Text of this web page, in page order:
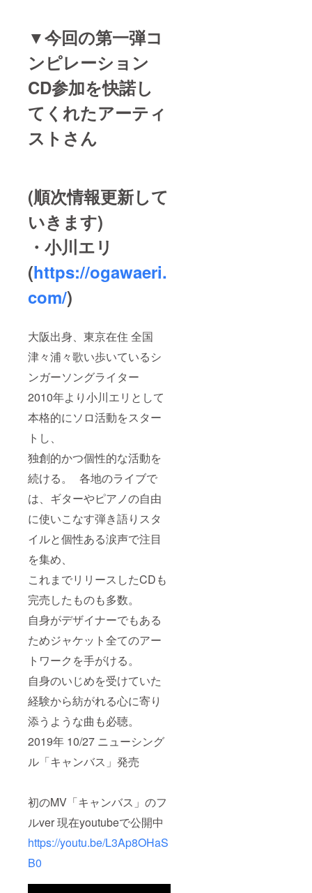
▼今回の第一弾コ
ンピレーション
CD参加を快諾し
てくれたアーティ
ストさん
(順次情報更新して
いきます)
・小川エリ
(https://ogawaeri.
com/)
大阪出身、東京在住 全国
津々浦々歌い歩いているシ
ンガーソングライター
2010年より小川エリとして
本格的にソロ活動をスター
トし、
独創的かつ個性的な活動を
続ける。 各地のライブで
は、ギターやピアノの自由
に使いこなす弾き語りスタ
イルと個性ある涙声で注目
を集め、
これまでリリースしたCDも
完売したものも多数。
自身がデザイナーでもある
ためジャケット全てのアー
トワークを手がける。
自身のいじめを受けていた
経験から紡がれる心に寄り
添うような曲も必聴。
2019年 10/27 ニューシング
ル「キャンバス」発売
初のMV「キャンバス」のフ
ルver 現在youtubeで公開中
https://youtu.be/L3Ap8OHaS
B0